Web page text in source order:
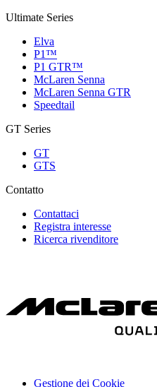
Ultimate Series
Elva
P1™
P1 GTR™
McLaren Senna
McLaren Senna GTR
Speedtail
GT Series
GT
GTS
Contatto
Contattaci
Registra interesse
Ricerca rivenditore
Gestione dei Cookie